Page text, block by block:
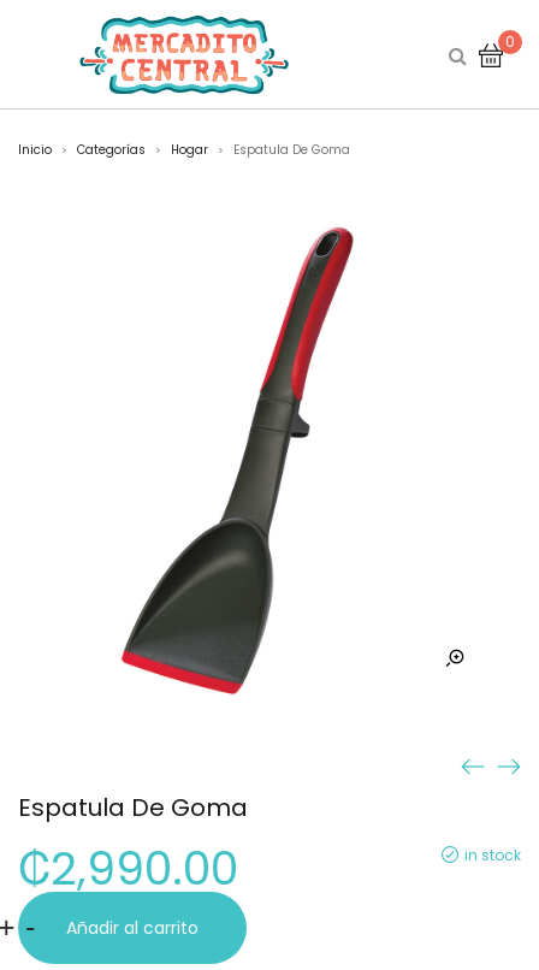
0
Inicio > Categorías > Hogar > Espatula De Goma
Espatula De Goma
in stock
₡2,990.00
-
Espatula
De
Añadir al carrito